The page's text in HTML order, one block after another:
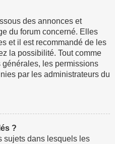
des annonces et
du forum concerné. Elles
et il est recommandé de les
la possibilité. Tout comme
générales, les permissions
par les administrateurs du
?
sujets dans lesquels les